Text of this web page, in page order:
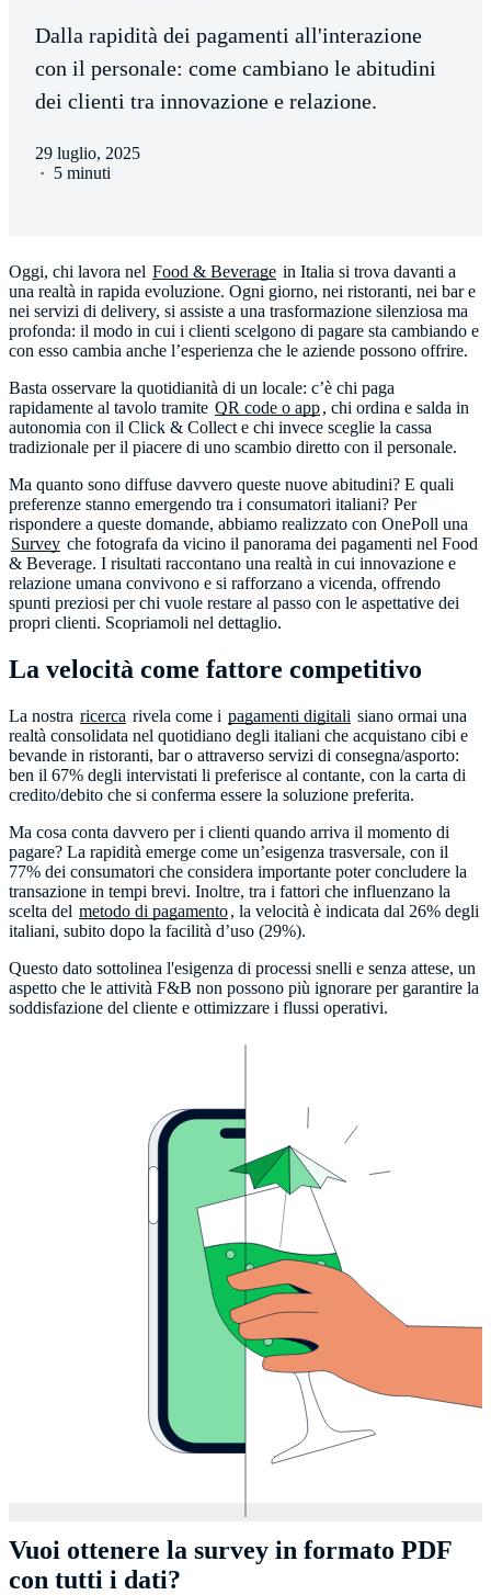
Dalla rapidità dei pagamenti all'interazione
con il personale: come cambiano le abitudini
dei clienti tra innovazione e relazione.
29 luglio, 2025
· 5 minuti
Oggi, chi lavora nel Food & Beverage in Italia si trova davanti a
una realtà in rapida evoluzione. Ogni giorno, nei ristoranti, nei bar e
nei servizi di delivery, si assiste a una trasformazione silenziosa ma
profonda: il modo in cui i clienti scelgono di pagare sta cambiando e
con esso cambia anche l’esperienza che le aziende possono offrire.
Basta osservare la quotidianità di un locale: c’è chi paga
rapidamente al tavolo tramite QR code o app, chi ordina e salda in
autonomia con il Click & Collect e chi invece sceglie la cassa
tradizionale per il piacere di uno scambio diretto con il personale.
Ma quanto sono diffuse davvero queste nuove abitudini? E quali
preferenze stanno emergendo tra i consumatori italiani? Per
rispondere a queste domande, abbiamo realizzato con OnePoll una
Survey che fotografa da vicino il panorama dei pagamenti nel Food
& Beverage. I risultati raccontano una realtà in cui innovazione e
relazione umana convivono e si rafforzano a vicenda, offrendo
spunti preziosi per chi vuole restare al passo con le aspettative dei
propri clienti. Scopriamoli nel dettaglio.
La velocità come fattore competitivo
La nostra ricerca rivela come i pagamenti digitali siano ormai una
realtà consolidata nel quotidiano degli italiani che acquistano cibi e
bevande in ristoranti, bar o attraverso servizi di consegna/asporto:
ben il 67% degli intervistati li preferisce al contante, con la carta di
credito/debito che si conferma essere la soluzione preferita.
Ma cosa conta davvero per i clienti quando arriva il momento di
pagare? La rapidità emerge come un’esigenza trasversale, con il
77% dei consumatori che considera importante poter concludere la
transazione in tempi brevi. Inoltre, tra i fattori che influenzano la
scelta del metodo di pagamento, la velocità è indicata dal 26% degli
italiani, subito dopo la facilità d’uso (29%).
Questo dato sottolinea l'esigenza di processi snelli e senza attese, un
aspetto che le attività F&B non possono più ignorare per garantire la
soddisfazione del cliente e ottimizzare i flussi operativi.
Vuoi ottenere la survey in formato PDF
con tutti i dati?